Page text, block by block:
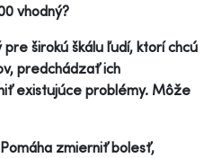
vhodný?
širokú škálu ľudí, ktorí chcú
predchádzať ich
existujúce problémy. Môže
zmierniť bolesť,